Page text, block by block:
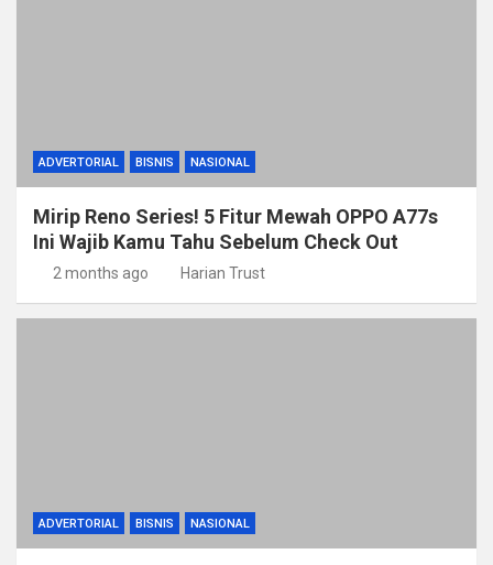
ADVERTORIAL BISNIS NASIONAL
Mirip Reno Series! 5 Fitur Mewah OPPO A77s
Ini Wajib Kamu Tahu Sebelum Check Out
2 months ago Harian Trust
ADVERTORIAL BISNIS NASIONAL